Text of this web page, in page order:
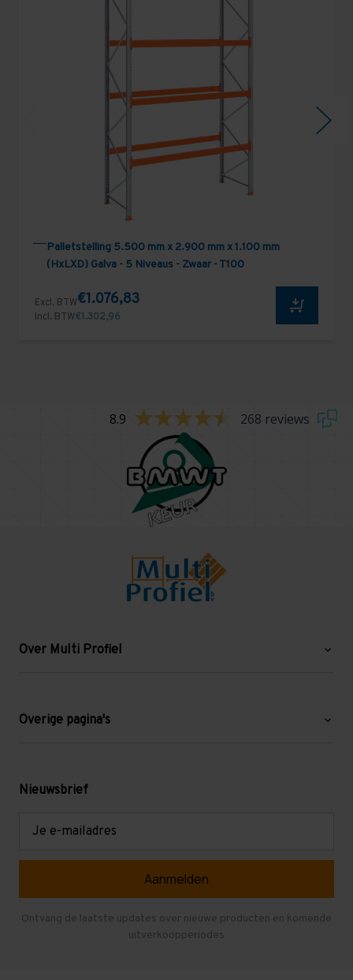
Palletstelling 5.500 mm x 2.900 mm x 1.100 mm
(HxLXD) Galva - 5 Niveaus - Zwaar - T100
Excl. BTW€1.076,83
Incl. BTW€1.302,96
8.9 268 reviews
Over Multi Profiel
Blog
Levering en afhalen
Overige pagina's
Mezzanine
Verdiepingsvloeren
Gebruikte entresolvloeren
Nieuwsbrief
Ontvang de laatste updates over nieuwe producten en komende
uitverkoopperiodes